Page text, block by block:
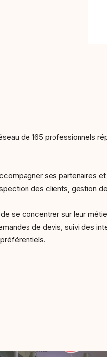
de 165 professionnels
ses partenaires
des clients, gestion
se concentrer sur leur
de devis, suivi des